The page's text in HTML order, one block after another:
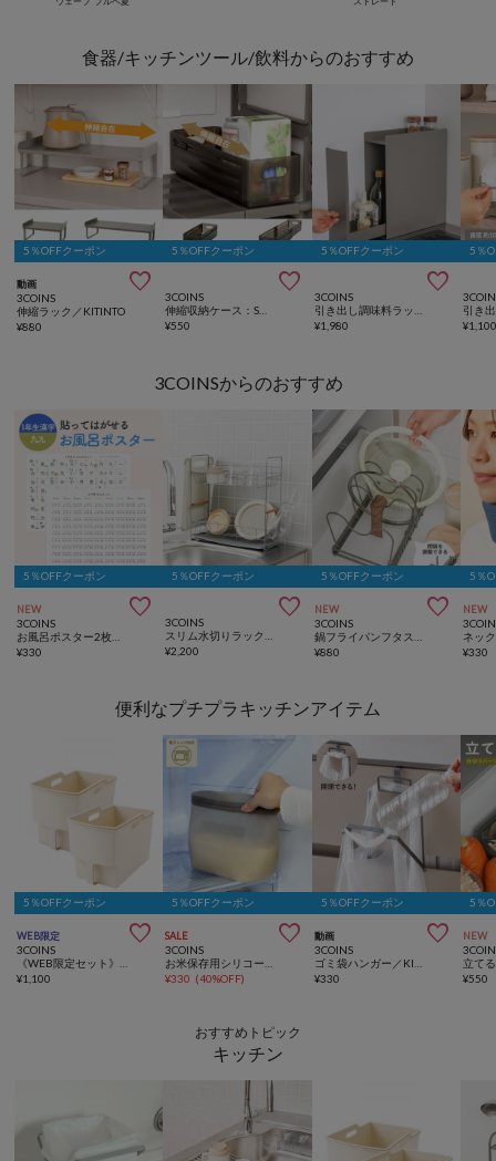
食器/キッチンツール/飲料からのおすすめ
5％OFFクーポン
動画 
3COINS
伸縮ラック／KITINTO
¥880
5％OFFクーポン

3COINS
¥550
5％OFFクーポン

3COINS
¥1,980
5％
¥
3COINSからのおすすめ
5％OFFクーポン
NEW 
3COINS
¥330
5％OFFクーポン

3COINS
¥2,200
5％OFFクーポン
NEW 
3COINS
¥880
5％
NEW
ネッ
¥330
便利なプチプラキッチンアイテム
5％OFFクーポン
WEB限定 
3COINS
¥1,100
5％OFFクーポン
SALE 
3COINS
¥330 (40%OFF)
5％OFFクーポン
動画 
3COINS
¥330
5％
NEW
¥550
おすすめトピック
キッチン